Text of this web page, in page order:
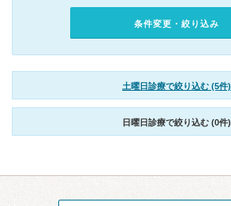
条件変更・絞り込み
土曜日診療で絞り込む (5件)
日曜日診療で絞り込む (0件)